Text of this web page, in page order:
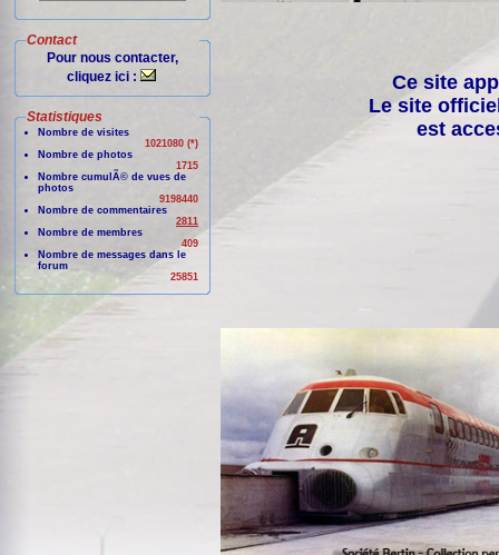
Contact
Pour nous contacter,
cliquez ici :
Statistiques
Nombre de visites
1021080 (*)
Nombre de photos
1715
Nombre cumulÃ© de vues de
photos
9198440
Nombre de commentaires
2811
Nombre de membres
409
Nombre de messages dans le
forum
25851
Ce site
Le site
est